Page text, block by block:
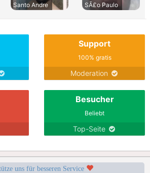
Santo Andre
SÃ£o Paulo
Support
100% gratis
Moderation
Besucher
Beliebt
Top-Seite
uns für besseren Service